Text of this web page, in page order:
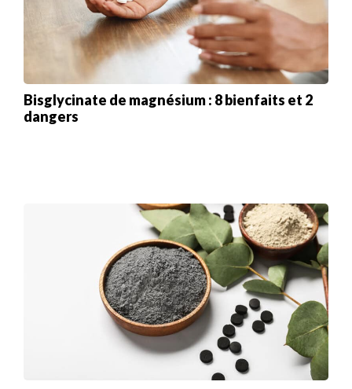
Bisglycinate de magnésium : 8 bienfaits et 2
dangers